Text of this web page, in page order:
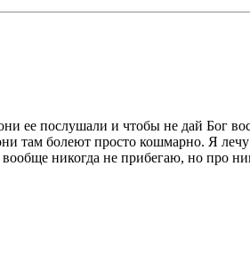
ее послушали и чтобы не дай Бог
там болеют просто кошмарно. Я
никогда не прибегаю, но про